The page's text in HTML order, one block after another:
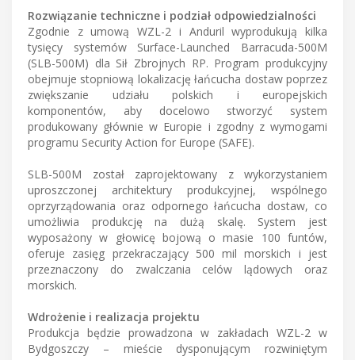
Rozwiązanie techniczne i podział odpowiedzialności
Zgodnie z umową WZL-2 i Anduril wyprodukują kilka
tysięcy systemów Surface-Launched Barracuda-500M
(SLB-500M) dla Sił Zbrojnych RP. Program produkcyjny
obejmuje stopniową lokalizację łańcucha dostaw poprzez
zwiększanie udziału polskich i europejskich
komponentów, aby docelowo stworzyć system
produkowany głównie w Europie i zgodny z wymogami
programu Security Action for Europe (SAFE).
SLB-500M został zaprojektowany z wykorzystaniem
uproszczonej architektury produkcyjnej, wspólnego
oprzyrządowania oraz odpornego łańcucha dostaw, co
umożliwia produkcję na dużą skalę. System jest
wyposażony w głowicę bojową o masie 100 funtów,
oferuje zasięg przekraczający 500 mil morskich i jest
przeznaczony do zwalczania celów lądowych oraz
morskich.
Wdrożenie i realizacja projektu
Produkcja będzie prowadzona w zakładach WZL-2 w
Bydgoszczy – mieście dysponującym rozwiniętym